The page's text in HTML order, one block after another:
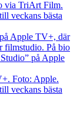
veckans bästa
Apple TV+, där
filmstudio. På bio
på Apple
veckans bästa